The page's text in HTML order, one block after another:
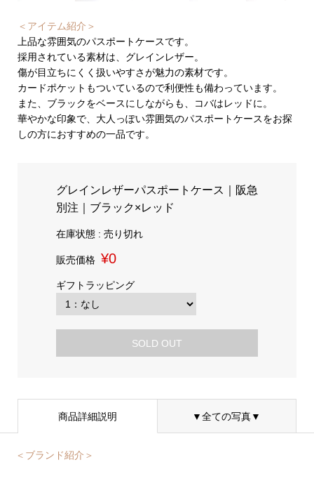
＜アイテム紹介＞
上品な雰囲気のパスポートケースです。
採用されている素材は、グレインレザー。
傷が目立ちにくく扱いやすさが魅力の素材です。
カードポケットもついているので利便性も備わっています。
また、ブラックをベースにしながらも、コバはレッドに。
華やかな印象で、大人っぽい雰囲気のパスポートケースをお探
しの方におすすめの一品です。
グレインレザーパスポートケース｜阪急
別注｜ブラック×レッド
在庫状態 : 売り切れ
販売価格 ¥0
ギフトラッピング
SOLD OUT
商品詳細説明 ▼全ての写真▼
＜ブランド紹介＞